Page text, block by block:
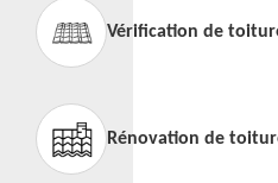
Vérification de
Rénovation de